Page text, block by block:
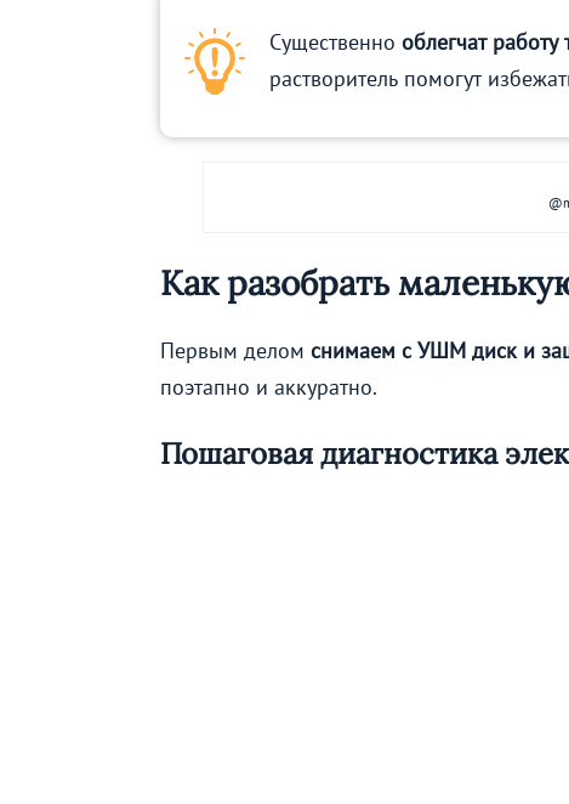
Существенно облегчат работу
растворитель помогут
Как разобрать
Первым делом снимаем с УШМ диск и
поэтапно и аккуратно.
Пошаговая диагностика